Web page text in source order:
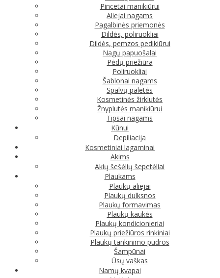
Pincetai manikiūrui
Aliejai nagams
Pagalbinės priemonės
Dildės, poliruokliai
Dildės, pemzos pedikiūrui
Nagų papuošalai
Pėdų priežiūra
Poliruokliai
Šablonai nagams
Spalvų paletės
Kosmetinės žirklutės
Žnyplutės manikiūrui
Tipsai nagams
Kūnui
Depiliacija
Kosmetiniai lagaminai
Akims
Akių šešėlių šepetėliai
Plaukams
Plaukų aliejai
Plaukų dulksnos
Plaukų formavimas
Plaukų kaukės
Plaukų kondicionieriai
Plaukų priežiūros rinkiniai
Plaukų tankinimo pudros
Šampūnai
Ūsų vaškas
Namų kvapai